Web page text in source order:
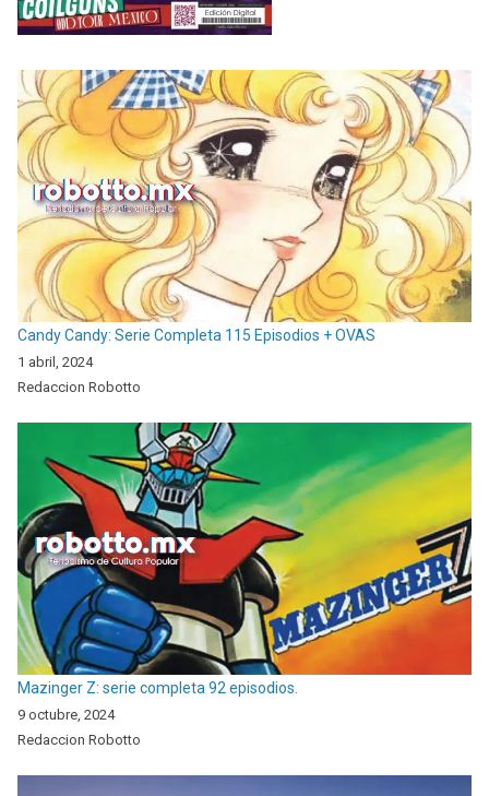
Candy Candy: Serie Completa 115 Episodios + OVAS
1 abril, 2024
Redaccion Robotto
Mazinger Z: serie completa 92 episodios.
9 octubre, 2024
Redaccion Robotto